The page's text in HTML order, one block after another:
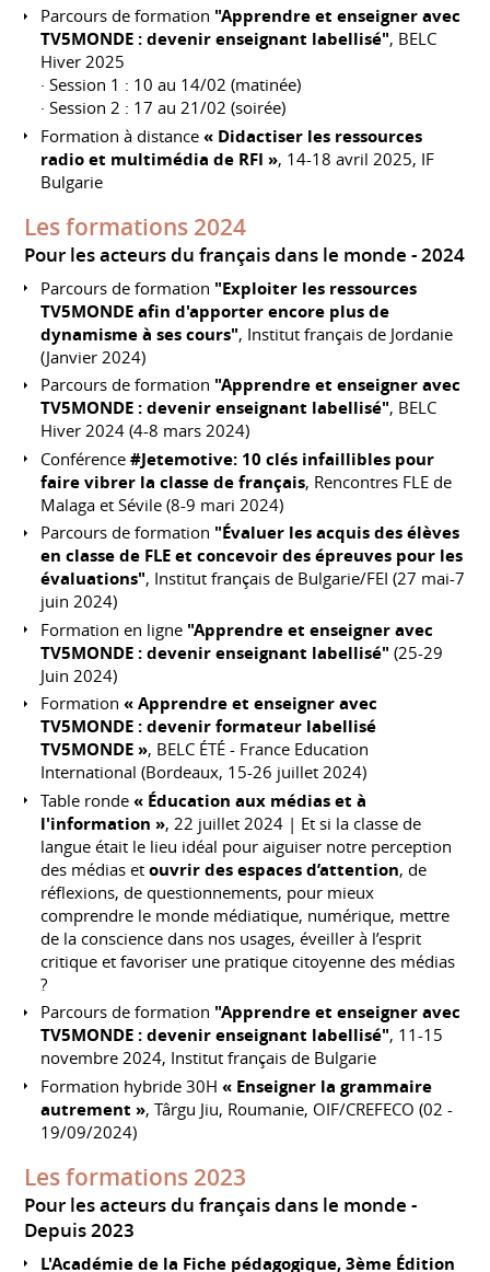
Parcours de formation "Apprendre et enseigner avec
TV5MONDE : devenir enseignant labellisé", BELC
Hiver 2025
· Session 1 : 10 au 14/02 (matinée)
· Session 2 : 17 au 21/02 (soirée)
Formation à distance« Didactiser les ressources
radio et multimédia de RFI », 14-18 avril 2025, IF
Bulgarie
Les formations 2024
Pour les acteurs du français dans le monde 2024
Parcours de formation "Exploiter les ressources
TV5MONDE afin d'apporter encore plus de
dynamisme à ses cours", Institut français de Jordanie
(Janvier 2024)
Parcours de formation "Apprendre et enseigner avec
TV5MONDE : devenir enseignant labellisé", BELC
Hiver 2024 (4-8 mars 2024)
Conférence#Jetemotive: 10 clés infaillibles pour
faire vibrer la classe de français, Rencontres FLE de
Malaga et Sévile (8-9 mari 2024)
Parcours de formation "Évaluer les acquis des élèves
en classe de FLE et concevoir des épreuves pour les
évaluations", Institut français de Bulgarie/FEI (27 mai-7
juin 2024)
Formation en ligne "Apprendre et enseigner avec
TV5MONDE : devenir enseignant labellisé" (25-29
Juin 2024)
Formation« Apprendre et enseigner avec
TV5MONDE : devenir formateur labellisé
TV5MONDE », BELC ÉTÉ - France Education
International (Bordeaux, 15-26 juillet 2024)
Table ronde« Éducation aux médias et à
l'information », 22 juillet 2024 | Et si la classe de
langue était le lieu idéal pour aiguiser notre perception
des médias etouvrir des espaces d’attention, de
réflexions, de questionnements, pour mieux
comprendre le monde médiatique, numérique, mettre
de la conscience dans nos usages, éveiller à l’esprit
critique et favoriser une pratique citoyenne des médias
?
Parcours de formation "Apprendre et enseigner avec
TV5MONDE : devenir enseignant labellisé", 11-15
novembre 2024, Institut français de Bulgarie
Formation hybride 30H« Enseigner la grammaire
autrement », Târgu Jiu, Roumanie, OIF/CREFECO (02 -
19/09/2024)
Les formations 2023
Pour les acteurs du français dans le monde
Depuis 2023
L'Académie de la Fiche pédagogique, 3ème Édition